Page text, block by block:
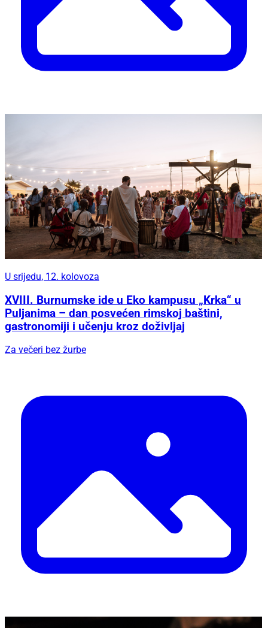
U srijedu, 12. kolovoza
XVIII. Burnumske ide u Eko kampusu „Krka“ u
Puljanima – dan posvećen rimskoj baštini,
gastronomiji i učenju kroz doživljaj
Za večeri bez žurbe